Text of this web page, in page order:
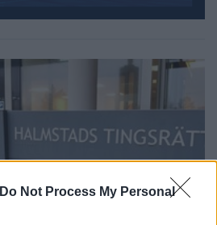
Do Not Process My Personal